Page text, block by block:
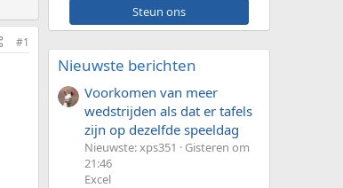
#1
Steun ons
Nieuwste berichten
Voorkomen van meer
wedstrijden als dat er tafels
zijn op dezelfde speeldag
Nieuwste: xps351
Gisteren om
21:46
Excel